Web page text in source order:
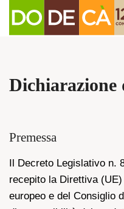
Dichiarazione
Premessa
Il Decreto Legislativo n.
recepito la Direttiva
europeo e del Consiglio